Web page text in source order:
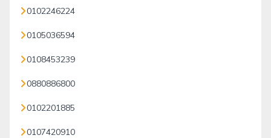
0102246224
0105036594
0108453239
0880886800
0102201885
0107420910